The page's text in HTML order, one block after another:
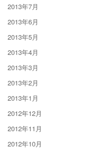
2013年7月
2013年6月
2013年5月
2013年4月
2013年3月
2013年2月
2013年1月
2012年12月
2012年11月
2012年10月